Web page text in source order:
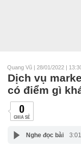
Quang Vũ | 28/01/2022 |
Dịch vụ
có điểm gì
0
CHIA SẺ
Nghe đọc bài 3:01